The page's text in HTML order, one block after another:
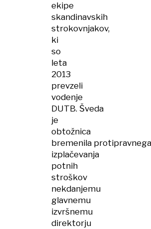
ekipe
skandinavskih
strokovnjakov,
ki
so
leta
2013
prevzeli
vodenje
DUTB. Šveda
je
obtožnica
bremenila protipravnega
izplačevanja
potnih
stroškov
nekdanjemu
glavnemu
izvršnemu
direktorju